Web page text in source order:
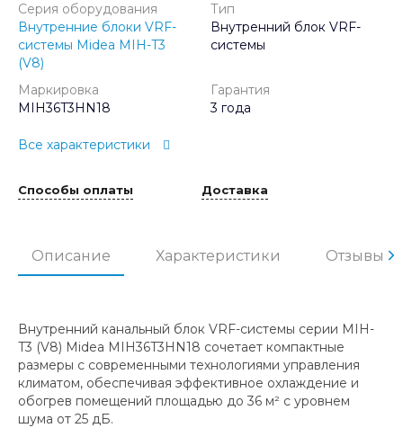
Серия оборудования
Внутренние блоки VRF-
системы Midea MIH-T3
(V8)
Тип
Внутренний блок VRF-
системы
Маркировка
MIH36T3HN18
Гарантия
3 года
Все характеристики
Способы оплаты Доставка
Описание Характеристики Отзывы
Внутренний канальный блок VRF-системы серии MIH-
T3 (V8) Midea MIH36T3HN18 сочетает компактные
размеры с современными технологиями управления
климатом, обеспечивая эффективное охлаждение и
обогрев помещений площадью до 36 м² с уровнем
шума от 25 дБ.